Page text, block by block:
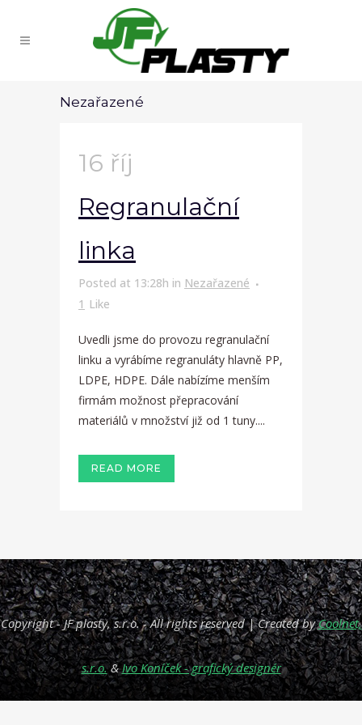
Nezařazené
16 říj
Regranulační
linka
Posted at 13:28h in Nezařazené
1 Like
Uvedli jsme do provozu regranulační
linku a vyrábíme regranuláty hlavně PP,
LDPE, HDPE. Dále nabízíme menším
firmám možnost přepracování
materiálů v množství již od 1 tuny....
READ MORE
Copyright- JF plasty, s.r.o. - All rights reserved | Created byCoolnet,
s.r.o.&Ivo Koníček - grafický designér